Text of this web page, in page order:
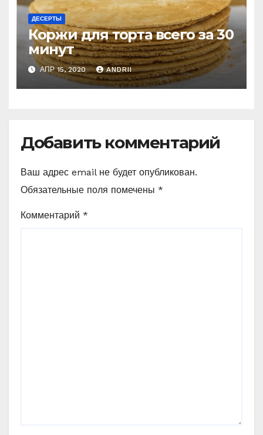
ДЕСЕРТЫ
Коржи для торта всего за 30
минут
АПР 15, 2020 ANDRII
Добавить комментарий
Ваш адрес email не будет опубликован.
Обязательные поля помечены *
Комментарий *